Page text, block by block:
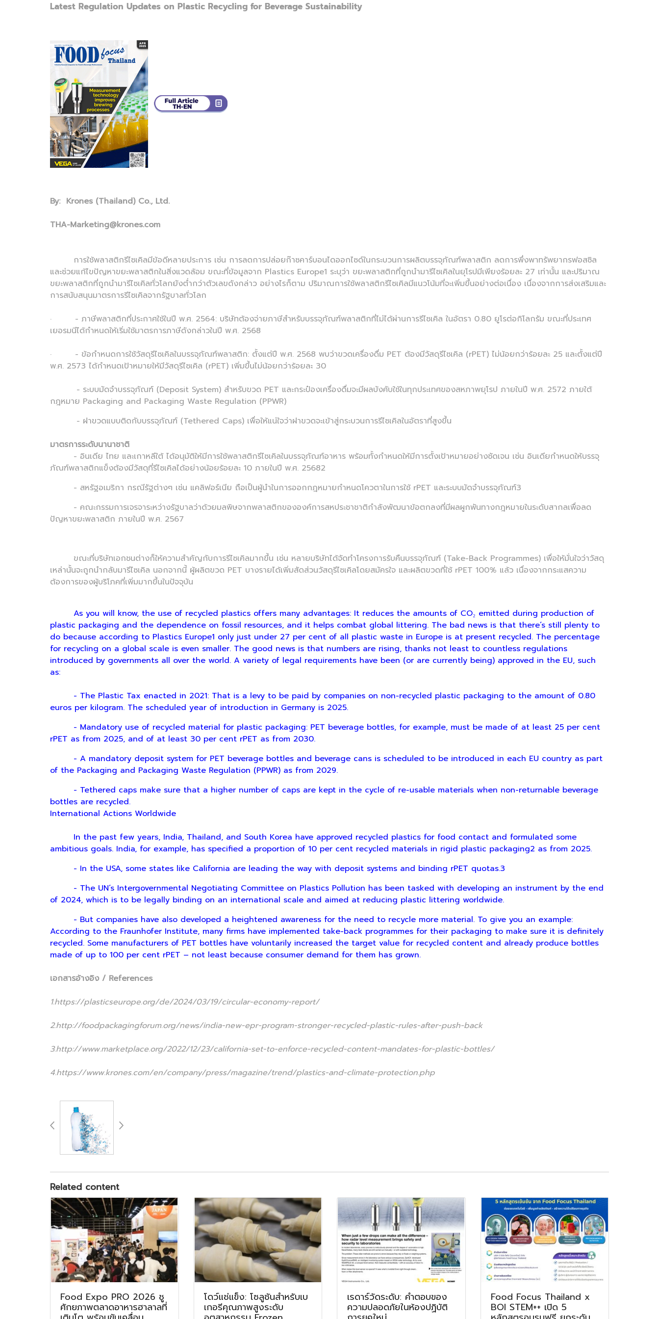
Latest Regulation Updates on Plastic Recycling for Beverage Sustainability
By: Krones (Thailand) Co., Ltd.
THA-Marketing@krones.com
การใช้พลาสติกรีไซเคิลมีข้อดีหลายประการ เช่น การลดการปล่อยก๊าซคาร์บอนไดออกไซด์ในกระบวนการผลิตบรรจุภัณฑ์พลาสติก ลดการพึ่งพาทรัพยากรฟอสซิล
และช่วยแก้ไขปัญหาขยะพลาสติกในสิ่งแวดล้อม ขณะที่ข้อมูลจาก Plastics Europe1 ระบุว่า ขยะพลาสติกที่ถูกนำมารีไซเคิลในยุโรปมีเพียงร้อยละ 27 เท่านั้น และปริมาณ
ขยะพลาสติกที่ถูกนำมารีไซเคิลทั่วโลกยังต่ำกว่าตัวเลขดังกล่าว อย่างไรก็ตาม ปริมาณการใช้พลาสติกรีไซเคิลมีแนวโน้มที่จะเพิ่มขึ้นอย่างต่อเนื่อง เนื่องจากการส่งเสริมและ
การสนับสนุนมาตรการรีไซเคิลจากรัฐบาลทั่วโลก
· - ภาษีพลาสติกที่ประกาศใช้ในปี พ.ศ. 2564: บริษัทต้องจ่ายภาษีสำหรับบรรจุภัณฑ์พลาสติกที่ไม่ได้ผ่านการรีไซเคิล ในอัตรา 0.80 ยูโรต่อกิโลกรัม ขณะที่ประเทศ
เยอรมนีได้กำหนดให้เริ่มใช้มาตรการภาษีดังกล่าวในปี พ.ศ. 2568
· - ข้อกำหนดการใช้วัสดุรีไซเคิลในบรรจุภัณฑ์พลาสติก: ตั้งแต่ปี พ.ศ. 2568 พบว่าขวดเครื่องดื่ม PET ต้องมีวัสดุรีไซเคิล (rPET) ไม่น้อยกว่าร้อยละ 25 และตั้งแต่ปี
พ.ศ. 2573 ได้กำหนดเป้าหมายให้มีวัสดุรีไซเคิล (rPET) เพิ่มขึ้นไม่น้อยกว่าร้อยละ 30
- ระบบมัดจำบรรจุภัณฑ์ (Deposit System) สำหรับขวด PET และกระป๋องเครื่องดื่มจะมีผลบังคับใช้ในทุกประเทศของสหภาพยุโรป ภายในปี พ.ศ. 2572 ภายใต้
กฎหมาย Packaging and Packaging Waste Regulation (PPWR)
- ฝาขวดแบบติดกับบรรจุภัณฑ์ (Tethered Caps) เพื่อให้แน่ใจว่าฝาขวดจะเข้าสู่กระบวนการรีไซเคิลในอัตราที่สูงขึ้น
มาตรการระดับนานาชาติ
- อินเดีย ไทย และเกาหลีใต้ ได้อนุมัติให้มีการใช้พลาสติกรีไซเคิลในบรรจุภัณฑ์อาหาร พร้อมทั้งกำหนดให้มีการตั้งเป้าหมายอย่างชัดเจน เช่น อินเดียกำหนดให้บรรจุ
ภัณฑ์พลาสติกแข็งต้องมีวัสดุที่รีไซเคิลได้อย่างน้อยร้อยละ 10 ภายในปี พ.ศ. 25682
- สหรัฐอเมริกา กรณีรัฐต่างๆ เช่น แคลิฟอร์เนีย ถือเป็นผู้นำในการออกกฎหมายกำหนดโควตาในการใช้ rPET และระบบมัดจำบรรจุภัณฑ์3
- คณะกรรมการเจรจาระหว่างรัฐบาลว่าด้วยมลพิษจากพลาสติกขององค์การสหประชาชาติกำลังพัฒนาข้อตกลงที่มีผลผูกพันทางกฎหมายในระดับสากลเพื่อลด
ปัญหาขยะพลาสติก ภายในปี พ.ศ. 2567
ขณะที่บริษัทเอกชนต่างก็ให้ความสำคัญกับการรีไซเคิลมากขึ้น เช่น หลายบริษัทได้จัดทำโครงการรับคืนบรรจุภัณฑ์ (Take-Back Programmes) เพื่อให้มั่นใจว่าวัสดุ
เหล่านั้นจะถูกนำกลับมารีไซเคิล นอกจากนี้ ผู้ผลิตขวด PET บางรายได้เพิ่มสัดส่วนวัสดุรีไซเคิลโดยสมัครใจ และผลิตขวดที่ใช้ rPET 100% แล้ว เนื่องจากกระแสความ
ต้องการของผู้บริโภคที่เพิ่มมากขึ้นในปัจจุบัน
As you will know, the use of recycled plastics offers many advantages: It reduces the amounts of CO₂ emitted during production of
plastic packaging and the dependence on fossil resources, and it helps combat global littering. The bad news is that there’s still plenty to
do because according to Plastics Europe1 only just under 27 per cent of all plastic waste in Europe is at present recycled. The percentage
for recycling on a global scale is even smaller. The good news is that numbers are rising, thanks not least to countless regulations
introduced by governments all over the world. A variety of legal requirements have been (or are currently being) approved in the EU, such
as:
- The Plastic Tax enacted in 2021: That is a levy to be paid by companies on non-recycled plastic packaging to the amount of 0.80
euros per kilogram. The scheduled year of introduction in Germany is 2025.
- Mandatory use of recycled material for plastic packaging: PET beverage bottles, for example, must be made of at least 25 per cent
rPET as from 2025, and of at least 30 per cent rPET as from 2030.
- A mandatory deposit system for PET beverage bottles and beverage cans is scheduled to be introduced in each EU country as part
of the Packaging and Packaging Waste Regulation (PPWR) as from 2029.
- Tethered caps make sure that a higher number of caps are kept in the cycle of re-usable materials when non-returnable beverage
bottles are recycled.
International Actions Worldwide
In the past few years, India, Thailand, and South Korea have approved recycled plastics for food contact and formulated some
ambitious goals. India, for example, has specified a proportion of 10 per cent recycled materials in rigid plastic packaging2 as from 2025.
- In the USA, some states like California are leading the way with deposit systems and binding rPET quotas.3
- The UN’s Intergovernmental Negotiating Committee on Plastics Pollution has been tasked with developing an instrument by the end
of 2024, which is to be legally binding on an international scale and aimed at reducing plastic littering worldwide.
- But companies have also developed a heightened awareness for the need to recycle more material. To give you an example:
According to the Fraunhofer Institute, many firms have implemented take-back programmes for their packaging to make sure it is definitely
recycled. Some manufacturers of PET bottles have voluntarily increased the target value for recycled content and already produce bottles
made of up to 100 per cent rPET – not least because consumer demand for them has grown.
เอกสารอ้างอิง / References
1.https://plasticseurope.org/de/2024/03/19/circular-economy-report/
2.http://foodpackagingforum.org/news/india-new-epr-program-stronger-recycled-plastic-rules-after-push-back
3.http://www.marketplace.org/2022/12/23/california-set-to-enforce-recycled-content-mandates-for-plastic-bottles/
4.https://www.krones.com/en/company/press/magazine/trend/plastics-and-climate-protection.php
Related content
Food Expo PRO 2026 ชู
ศักยภาพตลาดอาหารฮาลาลที่
โดว์แช่แข็ง: โซลูชันสำหรับเบ
เกอรีคุณภาพสูงระดับ
เรดาร์วัดระดับ: คำตอบของ
ความปลอดภัยในห้องปฏิบัติ
Food Focus Thailand x
BOI STEM++ เปิด 5